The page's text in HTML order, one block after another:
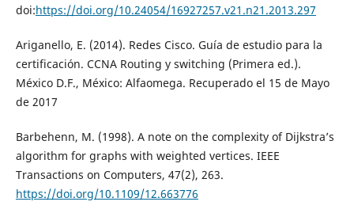
doi:https://doi.org/10.24054/16927257.v21.n21.2013.297
Ariganello, E. (2014). Redes Cisco. Guía de estudio para la
certificación. CCNA Routing y switching (Primera ed.).
México D.F., México: Alfaomega. Recuperado el 15 de Mayo
de 2017
Barbehenn, M. (1998). A note on the complexity of Dijkstra’s
algorithm for graphs with weighted vertices. IEEE
Transactions on Computers, 47(2), 263.
https://doi.org/10.1109/12.663776